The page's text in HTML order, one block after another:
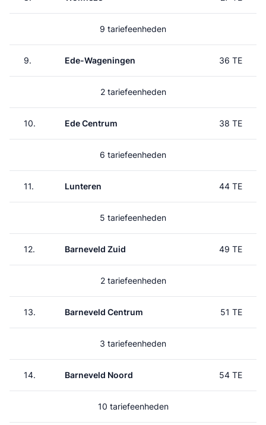
9 tariefeenheden
9. Ede-Wageningen 36 TE
2 tariefeenheden
10. Ede Centrum 38 TE
6 tariefeenheden
11. Lunteren 44 TE
5 tariefeenheden
12. Barneveld Zuid 49 TE
2 tariefeenheden
13. Barneveld Centrum 51 TE
3 tariefeenheden
14. Barneveld Noord 54 TE
10 tariefeenheden